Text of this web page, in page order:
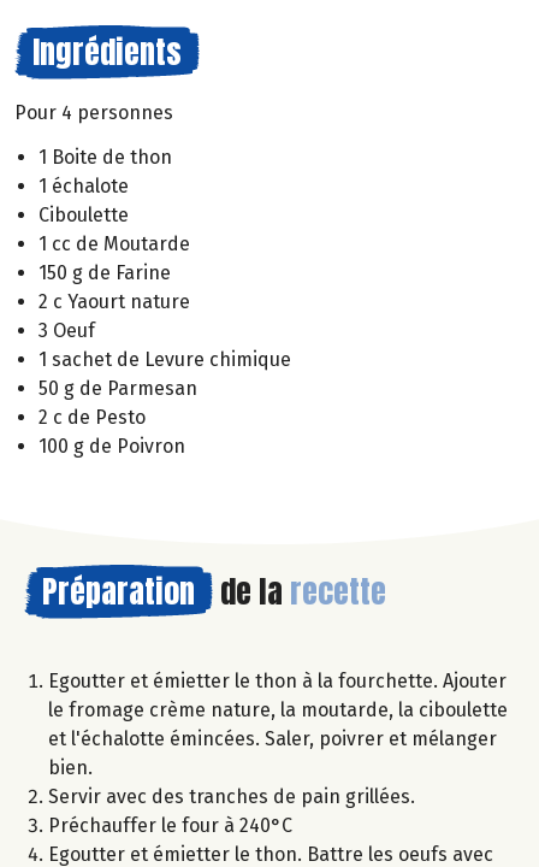
Ingrédients
Pour 4 personnes
1 Boite de thon
1 échalote
Ciboulette
1 cc de Moutarde
150 g de Farine
2 c Yaourt nature
3 Oeuf
1 sachet de Levure chimique
50 g de Parmesan
2 c de Pesto
100 g de Poivron
Préparation de la recette
Egoutter et émietter le thon à la fourchette. Ajouter
le fromage crème nature, la moutarde, la ciboulette
et l'échalotte émincées. Saler, poivrer et mélanger
bien.
Servir avec des tranches de pain grillées.
Préchauffer le four à 240°C
Egoutter et émietter le thon. Battre les oeufs avec